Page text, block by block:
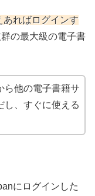
あればログインす
の最大級の電子書
ら他の電子書籍サ
し、すぐに使える
にログインした